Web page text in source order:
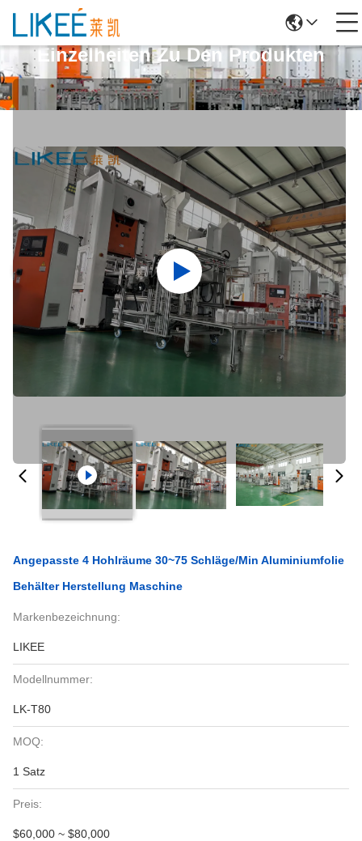
Einzelheiten Zu Den Produkten
Angepasste 4 Hohlräume 30~75 Schläge/min Aluminiumfolie
Behälter Herstellung Maschine
Markenbezeichnung:
LIKEE
Modellnummer:
LK-T80
MOQ:
1 Satz
Preis:
$60,000 ~ $80,000